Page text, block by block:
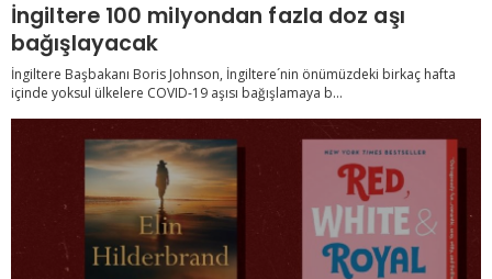
İngiltere 100 milyondan fazla doz aşı
bağışlayacak
İngiltere Başbakanı Boris Johnson, İngiltere´nin önümüzdeki birkaç hafta
içinde yoksul ülkelere COVID-19 aşısı bağışlamaya b...